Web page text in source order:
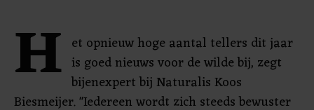
H et opnieuw hoge aantal tellers dit jaar
is goed nieuws voor de wilde bij, zegt
bijenexpert bij Naturalis Koos
Biesmeijer. "Iedereen wordt zich steeds bewuster